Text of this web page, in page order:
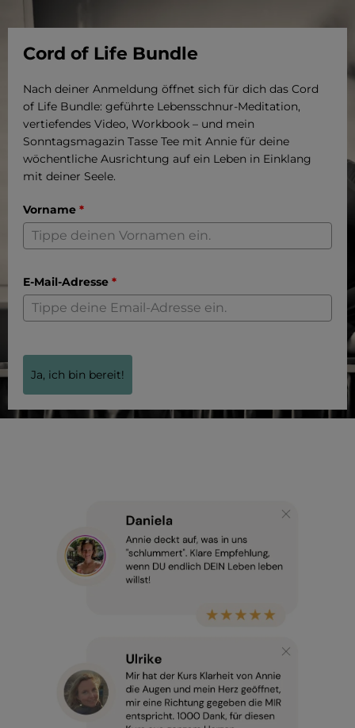
Cord of Life Bundle
Nach deiner Anmeldung öffnet sich für dich das Cord
of Life Bundle: geführte Lebensschnur-Meditation,
vertiefendes Video, Workbook – und mein
Sonntagsmagazin Tasse Tee mit Annie für deine
wöchentliche Ausrichtung auf ein Leben in Einklang
mit deiner Seele.
Vorname *
E-Mail-Adresse *
Ja, ich bin bereit!